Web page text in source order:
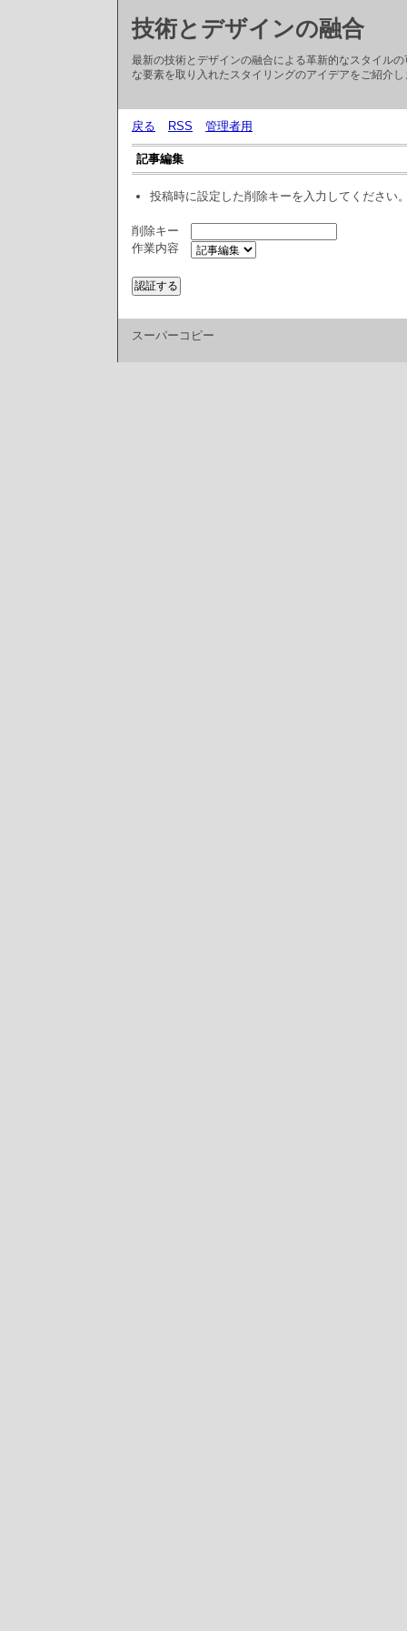
技術とデザインの融合
最新の技術とデザインの融合による革新的なスタイル
な要素を取り入れたスタイリングのアイデアをご紹介し
戻る RSS 管理者用
記事編集
投稿時に設定した削除キーを入力してください
削除キー
作業内容
スーパーコピー